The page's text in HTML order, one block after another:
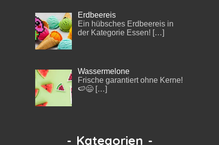
Erdbeereis
Ein hübsches Erdbeereis in
der Kategorie Essen! […]
Wassermelone
Frische garantiert ohne Kerne!
🍉😄 […]
- Kategorien -